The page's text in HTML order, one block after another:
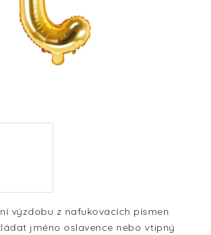
výzdobu z nafukovacích písmen.
jméno oslavence nebo vtipný